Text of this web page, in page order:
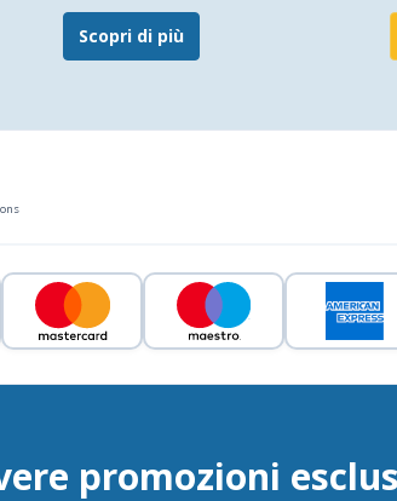
Scopri di più
promozioni